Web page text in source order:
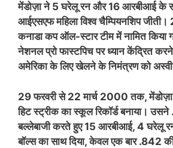
मेंडोज़ा ने 5 घरेलू रन और 16 आरबीआई के
आईएसएफ महिला विश्व चैम्पियनशिप
कनाडा कप ऑल-स्टार टीम में नामित किया
नेशनल प्रो फास्टपिच पर ध्यान केंद्रित
अमेरिका के लिए खेलने के निमंत्रण को
29 फरवरी से 22 मार्च 2000 तक, मेंडोज़ा
हिट स्ट्रीक का स्कूल रिकॉर्ड बनाया।
बल्लेबाजी करते हुए 15 आरबीआई, 4 घरेलू
बॉल्स का साथ दिया, केवल एक बार .842